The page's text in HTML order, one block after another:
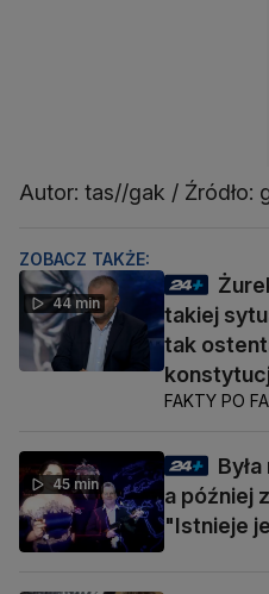
Autor: tas//gak / Źródło:
ZOBACZ TAKŻE:
44 min
takiej
tak
FAKTY PO
45 min
a później
"Istnieje